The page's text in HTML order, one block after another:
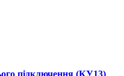
підключення (КУ13)